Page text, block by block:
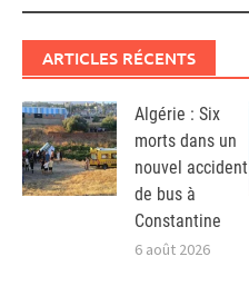
ARTICLES RÉCENTS
Algérie : Six
morts dans un
nouvel accident
de bus à
Constantine
6 août 2026